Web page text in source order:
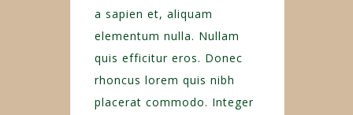
a sapien et, aliquam
elementum nulla. Nullam
quis efficitur eros. Donec
rhoncus lorem quis nibh
placerat commodo. Integer